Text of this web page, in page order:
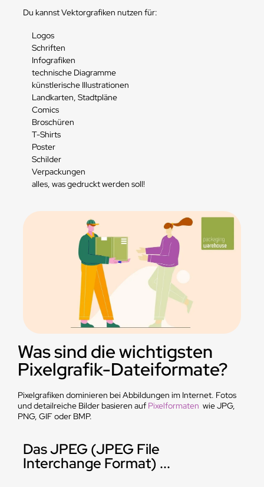
Du kannst Vektorgrafiken nutzen für:
Logos
Schriften
Infografiken
technische Diagramme
künstlerische Illustrationen
Landkarten, Stadtpläne
Comics
Broschüren
T-Shirts
Poster
Schilder
Verpackungen
alles, was gedruckt werden soll!
Was sind die wichtigsten
Pixelgrafik-Dateiformate?
Pixelgrafiken dominieren bei Abbildungen im Internet. Fotos
und detailreiche Bilder basieren auf Pixelformaten wie JPG,
PNG, GIF oder BMP.
Das JPEG (JPEG File
Interchange Format) ...